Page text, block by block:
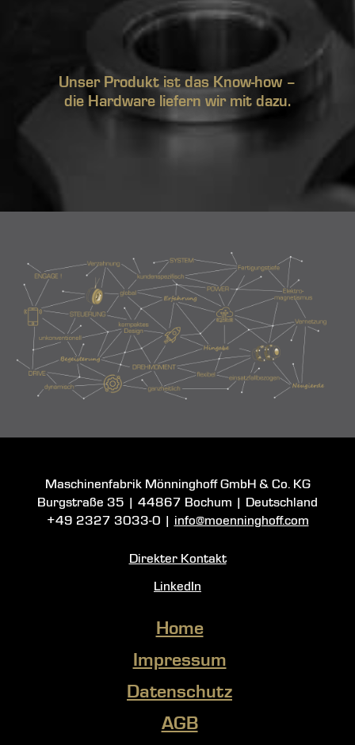
Unser Produkt ist das Know-how –
die Hardware liefern wir mit dazu.
Maschinenfabrik Mönninghoff GmbH & Co. KG
Burgstraße 35
44867 Bochum
| Deutschland
+49 2327 3033-0
info@moenninghoff.com
Direkter Kontakt
LinkedIn
Home
Impressum
Datenschutz
AGB